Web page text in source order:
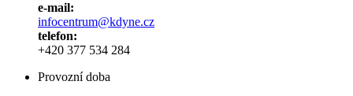
e-mail:
infocentrum@kdyne.cz
telefon:
+420 377 534 284
Provozní doba